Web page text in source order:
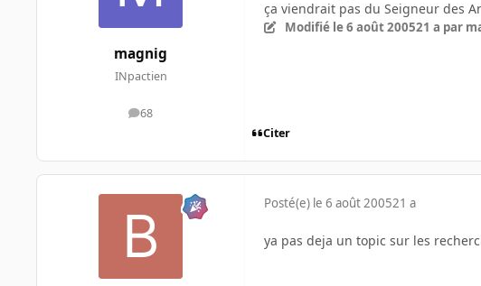
magnig
INpactien
68
messages
ça viendrait pas du Seigneur des
Modifié le 6 août 200521 a par
Citer
Posté(e) le 6 août 200521 a
ya pas deja un topic sur les